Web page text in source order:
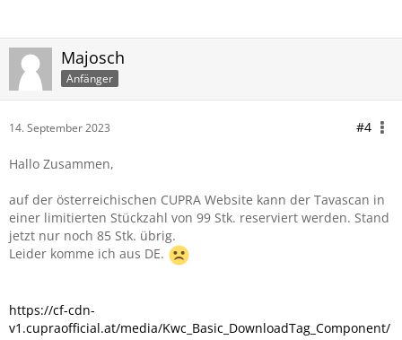
Majosch
Anfänger
14. September 2023 #4
Hallo Zusammen,
auf der österreichischen CUPRA Website kann der Tavascan in
einer limitierten Stückzahl von 99 Stk. reserviert werden. Stand
jetzt nur noch 85 Stk. übrig.
Leider komme ich aus DE.
https://cf-cdn-
v1.cupraofficial.at/media/Kwc_Basic_DownloadTag_Component/